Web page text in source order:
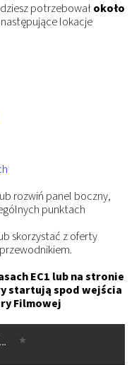
potrzebowałokoło
lokacje
rozwiń panel boczny,
punktach
skorzystać z oferty
EC1 lub na stronie
startują spod wejścia
Filmowej